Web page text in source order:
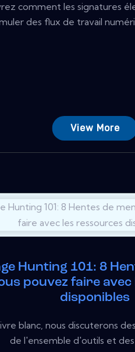
comment les signatures
des flux de travail
View More
Hunting 101: 8
pouvez faire
disponibles
blanc, nous discuterons
de l'ensemble d'outils et des